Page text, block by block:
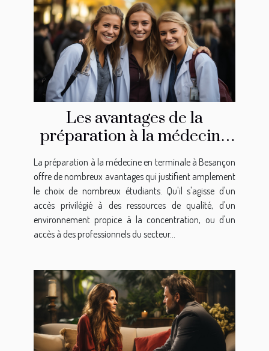
Les avantages de la
préparation à la médecine
en terminale à Besançon
La préparation à la médecine en terminale à Besançon
offre de nombreux avantages qui justifient amplement
le choix de nombreux étudiants. Qu'il s'agisse d'un
accès privilégié à des ressources de qualité, d'un
environnement propice à la concentration, ou d'un
accès à des professionnels du secteur...